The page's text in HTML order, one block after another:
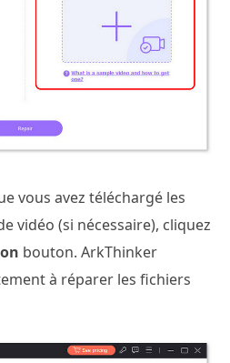
vous avez téléchargé les
vidéo (si nécessaire), cliquez
bouton. ArkThinker
à réparer les fichiers